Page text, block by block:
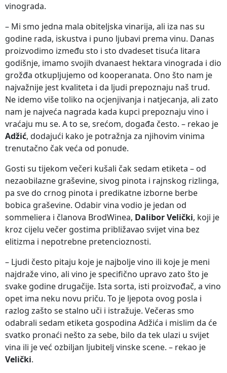
vinograda.
– Mi smo jedna mala obiteljska vinarija, ali iza nas su
godine rada, iskustva i puno ljubavi prema vinu. Danas
proizvodimo između sto i sto dvadeset tisuća litara
godišnje, imamo svojih dvanaest hektara vinograda i dio
grožđa otkupljujemo od kooperanata. Ono što nam je
najvažnije jest kvaliteta i da ljudi prepoznaju naš trud.
Ne idemo više toliko na ocjenjivanja i natjecanja, ali zato
nam je najveća nagrada kada kupci prepoznaju vino i
vraćaju mu se. A to se, srećom, događa često. – rekao je
Adžić, dodajući kako je potražnja za njihovim vinima
trenutačno čak veća od ponude.
Gosti su tijekom večeri kušali čak sedam etiketa – od
nezaobilazne graševine, sivog pinota i rajnskog rizlinga,
pa sve do crnog pinota i predikatne izborne berbe
bobica graševine. Odabir vina vodio je jedan od
sommeliera i članova BrodWinea, Dalibor Velički, koji je
kroz cijelu večer gostima približavao svijet vina bez
elitizma i nepotrebne pretencioznosti.
– Ljudi često pitaju koje je najbolje vino ili koje je meni
najdraže vino, ali vino je specifično upravo zato što je
svake godine drugačije. Ista sorta, isti proizvođač, a vino
opet ima neku novu priču. To je ljepota ovog posla i
razlog zašto se stalno uči i istražuje. Večeras smo
odabrali sedam etiketa gospodina Adžića i mislim da će
svatko pronaći nešto za sebe, bilo da tek ulazi u svijet
vina ili je već ozbiljan ljubitelj vinske scene. – rekao je
Velički.